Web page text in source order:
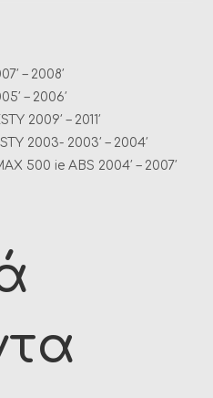
– 2008′
– 2006′
2009′– 2011′
2003- 2003′– 2004′
500 ie ABS 2004′– 2007′